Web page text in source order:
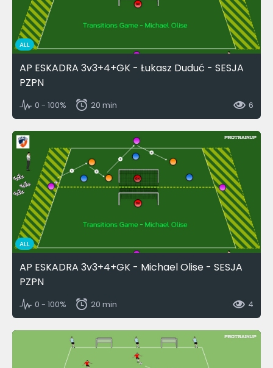
ALL
AP ESKADRA 3v3+4+GK - Łukasz Duduć - SESJA
PZPN
0 - 100% 20 min 6
ALL
AP ESKADRA 3v3+4+GK - Michael Olise - SESJA
PZPN
0 - 100% 20 min 4